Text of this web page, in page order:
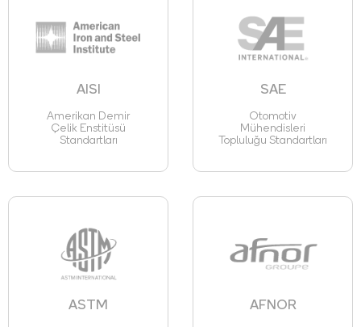
AISI
Amerikan Demir
Çelik Enstitüsü
Standartları
SAE
Otomotiv
Mühendisleri
Topluluğu Standartları
ASTM AFNOR